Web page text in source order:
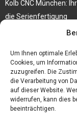
Um Ihnen optimale
Cookies, um
zuzugreifen. Die
die Verarbeitung von
auf dieser Website.
widerrufen, kann dies
beeinträchtigen.
Kolb CNC München:
die Serienfertigung
Der beste
Branchenbuch Krefeld